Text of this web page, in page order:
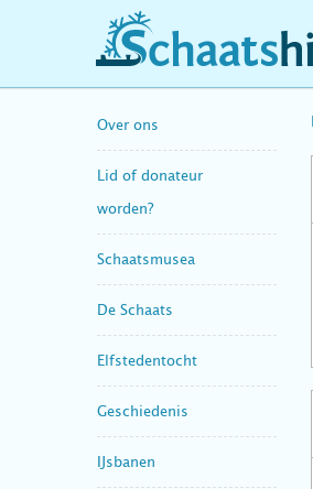
schaatshistorie.nl
Over ons
Lid of donateur
worden?
Schaatsmusea
De Schaats
Elfstedentocht
Geschiedenis
IJsbanen